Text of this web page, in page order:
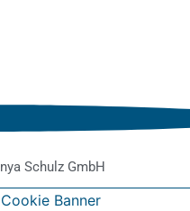
Schulz GmbH
Banner